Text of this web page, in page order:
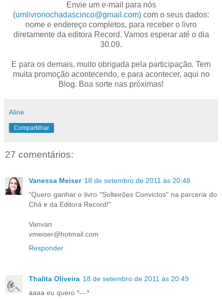
Envie um e-mail para nós
(umlivronochadascinco@gmail.com) com o seus dados:
nome e endereço completos, para receber o livro
diretamente da editora Record. Vamos esperar até o dia
30.09.
E para os demais, muito obrigada pela participação. Tem
muita promoção acontecendo, e para acontecer, aqui no
Blog. Boa sorte nas próximas!
Aline
Compartilhar
27 comentários:
Vanessa Meiser 18 de setembro de 2011 às 20:48
"Quero ganhar o livro "Solteirões Convictos" na parceria do
Chá e da Editora Record!"
Vanvan
vmeiser@hotmail.com
Responder
Thalita Oliveira 18 de setembro de 2011 às 20:49
aaaa eu quero *---*